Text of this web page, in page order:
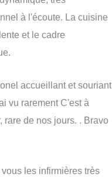
à l'écoute. La cuisine
et le cadre
accueillant et souriant
vu rarement C'est à
rare de nos jours. . Bravo
les infirmières très